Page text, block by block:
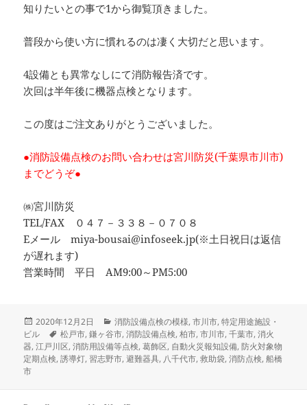
知りたいとの事で1から御覧頂きました。
普段から使い方に慣れるのは凄く大切だと思います。
4設備とも異常なしにて消防報告済です。
次回は半年後に機器点検となります。
この度はご注文ありがとうございました。
●消防設備点検のお問い合わせは宮川防災(千葉県市川市)
までどうぞ●
㈱宮川防災
TEL/FAX ０４７－３３８－０７０８
Eメール miya-bousai@infoseek.jp(※土日祝日は返信
が遅れます)
営業時間 平日 AM9:00～PM5:00
投
稿
日:
2020年12月2日
カ
テ
ゴ
リ
消防設備点検の模様,市川市,特定用途施設・
ビル
タ
グ
松戸市,鎌ヶ谷市,消防設備点検,柏市,市川市,千葉市,消火
器,江戸川区,消防用設備等点検,葛飾区, 自動火災報知設備,防火対象物
定期点検,誘導灯,習志野市, 避難器具, 八千代市,救助袋,消防点検,船橋
市